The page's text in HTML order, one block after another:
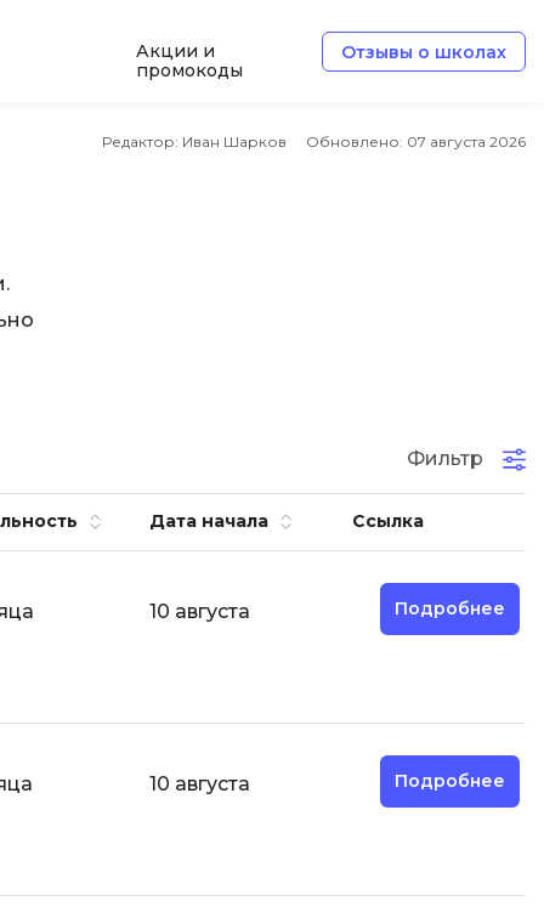
Акции и
промокоды
Отзывы о школах
Редактор: Иван Шарков Обновлено: 07 августа 2026
Фильтр
Дата начала Ссылка
10 августа Подробнее
10 августа Подробнее
Б
Д
Дизайнер верстальщик
Информационная
Кибербезопасность
Компьютерное зрение